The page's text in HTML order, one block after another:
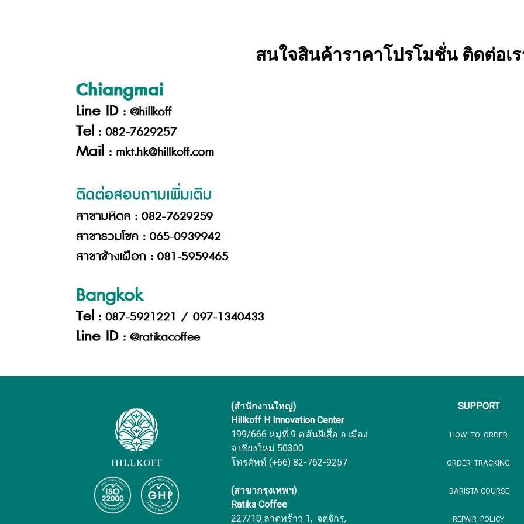
สนใจสินค้าราคาโปรโมชั่น ติดต่อเ
(สำนักงานใหญ่)
Hillkoff H Innovation Center
199/666 หมู่ที่ 9 ต.สันผีเสื้อ อ.เมือง
จ.เชียงใหม่ 50300
โทรศัพท์ (+66) 82-762-9257
(สาขากรุงเทพฯ)
Ratika Coffee
227/10 ลาดพร้าว 1, จตุจักร,
SUPPORT
HOW TO ORDER
ORDER TRACKING
BARISTA COURSE
REPAIR POLICY